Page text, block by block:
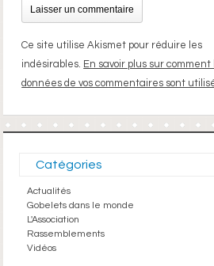
Ce site utilise Akismet pour réduire les
indésirables. En savoir plus sur comment
données de vos commentaires sont
Catégories
Actualités
Gobelets dans le monde
L'Association
Rassemblements
Vidéos